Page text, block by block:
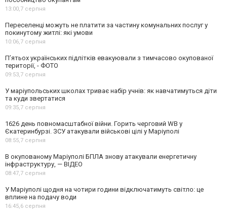
13:00,7 серпня
Переселенці можуть не платити за частину комунальних послуг у
покинутому житлі: які умови
10:06,7 серпня
П’ятьох українських підлітків евакуювали з тимчасово окупованої
території, - ФОТО
09:53,7 серпня
У маріупольських школах триває набір учнів: як навчатимуться діти
та куди звертатися
09:35,7 серпня
1626 день повномасштабної війни. Горить черговий WB у
Єкатеринбурзі. ЗСУ атакували військові цілі у Маріуполі
08:55,7 серпня
В окупованому Маріуполі БПЛА знову атакували енергетичну
інфраструктуру, — ВІДЕО
08:47,7 серпня
У Маріуполі щодня на чотири години відключатимуть світло: це
вплине на подачу води
16:45,6 серпня